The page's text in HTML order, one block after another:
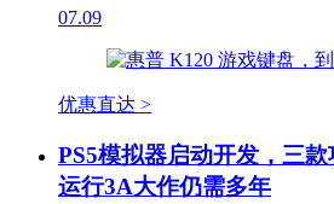
07.09
优惠直达 >
PS5模拟器启动开发，三
运行3A大作仍需多年